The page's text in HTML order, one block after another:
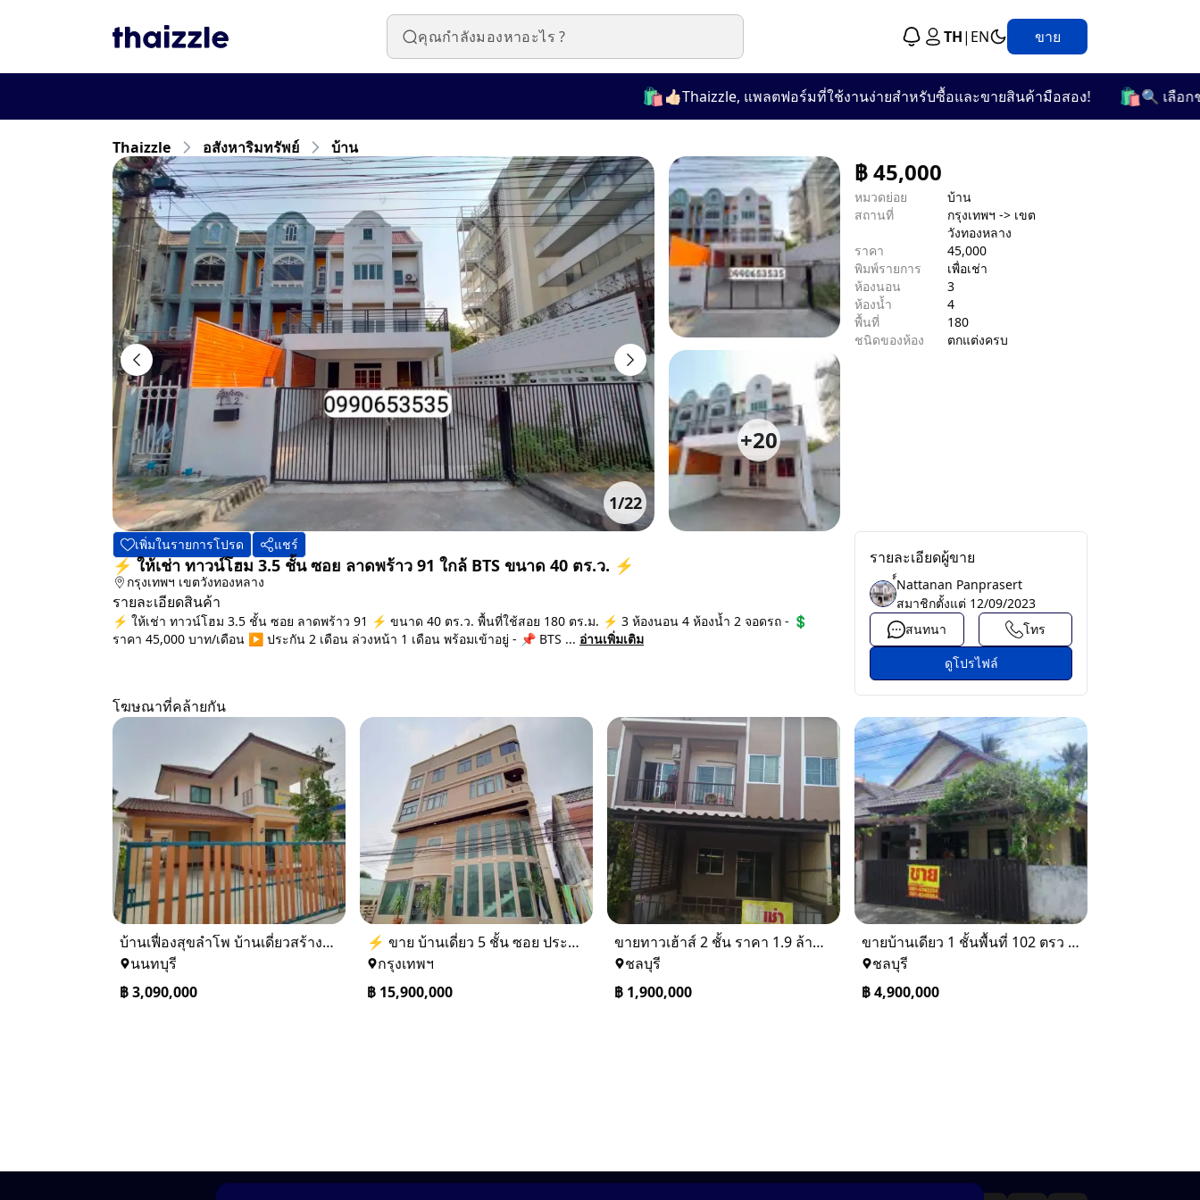
TH| EN ขาย
👍🏻Thaizzle, แพลตฟอร์มที่ใช้งานง่ายสำหรับซื้อและขายสินค้ามือสอง! 🛍️ 🔍 เลือกชมจา
Thaizzle อสังหาริมทรัพย์ บ้าน
1/22
+20
฿45,000
หมวดย่อย
บ้าน
สถานที่
กรุงเทพฯ -> เขต
วังทองหลาง
ราคา
45,000
พิมพ์รายการ
เพื่อเช่า
ห้องนอน
3
ห้องน้ำ
4
พื้นที่
180
ชนิดของห้อง
ตกแต่งครบ
เพิ่มในรายการโปรด แชร์
⚡ ให้เช่า ทาวน์โฮม 3.5 ชั้น ซอย ลาดพร้าว 91 ใกล้ BTS ขนาด 40 ตร.ว. ⚡
กรุงเทพฯ เขตวังทองหลาง
รายละเอียดสินค้า
⚡ ให้เช่า ทาวน์โฮม 3.5 ชั้น ซอย ลาดพร้าว 91 ⚡ ขนาด 40 ตร.ว. พื้นที่ใช้สอย 180 ตร.ม. ⚡ 3 ห้องนอน 4 ห้องน้ำ 2 จอดรถ - 💲
ราคา 45,000 บาท/เดือน ▶️ ประกัน 2 เดือน ล่วงหน้า 1 เดือน พร้อมเข้าอยู่ - 📌 BTS ... อ่านเพิ่มเติม
รายละเอียดผู้ขาย
์์Nattanan Panprasert
สมาชิกตั้งแต่ 12/09/2023
สนทนา
โทร
ดูโปรไฟล์
โฆษณาที่คล้ายกัน
บ้านเฟื่องสุขลำโพ บ้านเดี่ยวสร้างใหม่ บางบัวทอง
นนทบุรี
฿3,090,000
⚡ ขาย บ้านเดี่ยว 5 ชั้น ซอย ประชาชื่น 14 ใกล้ BTS
กรุงเทพฯ
฿ 15,900,000
ขายทาวเฮ้าส์ 2 ชั้น ราคา 1.9 ล้านบาท ที่อยู่ ศรีราชา ชลบุรี
ชลบุรี
฿ 1,900,000
ขายบ้านเดียว 1 ชั้นพื้นที่ 102 ตรว บางละมุง ชลบุรี
ชลบุรี
฿4,900,000